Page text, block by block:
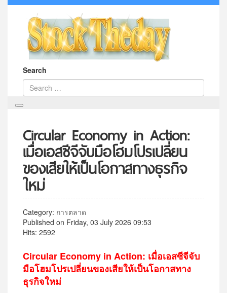
Search
Circular Economy in Action:
เมื่อเอสซีจีจับมือโฮมโปรเปลี่ยน
ของเสียให้เป็นโอกาสทางธุรกิจ
ใหม่
Category: การตลาด
Published on Friday, 03 July 2026 09:53
Hits: 2592
Circular Economy in Action: เมื่อเอสซีจีจับ
มือโฮมโปรเปลี่ยนของเสียให้เป็นโอกาสทาง
ธุรกิจใหม่